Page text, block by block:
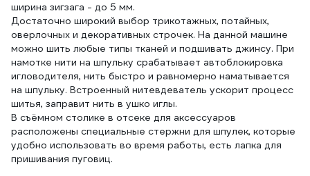
ширина зигзага - до 5 мм.
Достаточно широкий выбор трикотажных, потайных,
оверлочных и декоративных строчек. На данной машине
можно шить любые типы тканей и подшивать джинсу. При
намотке нити на шпульку срабатывает автоблокировка
игловодителя, нить быстро и равномерно наматывается
на шпульку. Встроенный нитевдеватель ускорит процесс
шитья, заправит нить в ушко иглы.
В съёмном столике в отсеке для аксессуаров
расположены специальные стержни для шпулек, которые
удобно использовать во время работы, есть лапка для
пришивания пуговиц.